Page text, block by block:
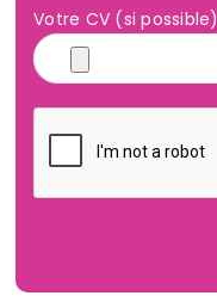
Votre CV (si possible)